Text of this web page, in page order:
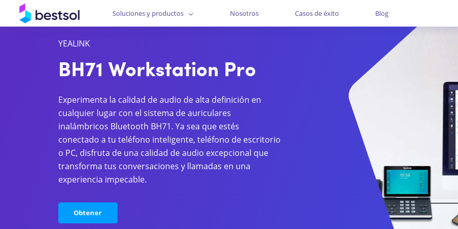
Soluciones y productos Nosotros Casos de éxito Blog
YEALINK
BH71 Workstation Pro
Experimenta la calidad de audio de alta definición en
cualquier lugar con el sistema de auriculares
inalámbricos Bluetooth BH71. Ya sea que estés
conectado a tu teléfono inteligente, teléfono de escritorio
o PC, disfruta de una calidad de audio excepcional que
transforma tus conversaciones y llamadas en una
experiencia impecable.
Obtener